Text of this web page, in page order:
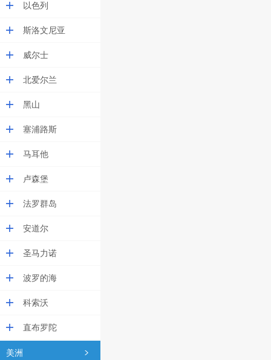
以色列
斯洛文尼亚
威尔士
北爱尔兰
黑山
塞浦路斯
马耳他
卢森堡
法罗群岛
安道尔
圣马力诺
波罗的海
科索沃
直布罗陀
美洲